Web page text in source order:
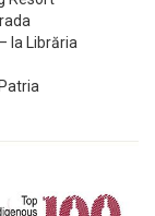
la Librăria